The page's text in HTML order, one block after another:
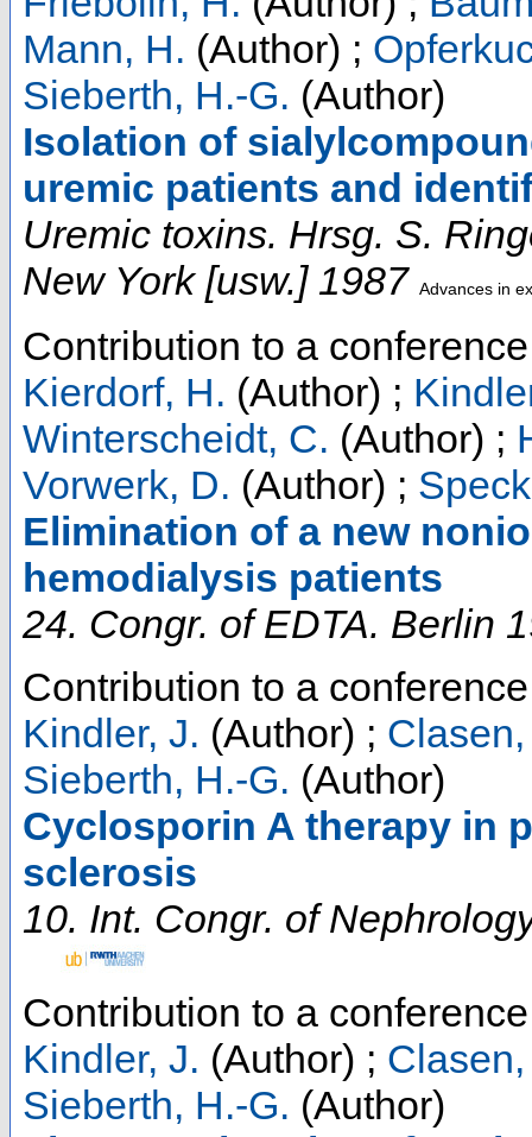
Mann, H. (Author) ;
Sieberth, H.-G. (Author)
Isolation of
uremic patients and
Uremic toxins. Hrsg. S.
New York [usw.] 1987 Advances in
Contribution to a
Kierdorf, H. (Author) ;
Winterscheidt, C. (Author) ;
Vorwerk, D. (Author) ;
Elimination of a new
hemodialysis patients
24. Congr. of EDTA. Berlin
Contribution to a
Kindler, J. (Author) ; Clasen,
Sieberth, H.-G. (Author)
Cyclosporin A therapy in
sclerosis
10. Int. Congr. of
Contribution to a
Kindler, J. (Author) ; Clasen,
Sieberth, H.-G. (Author)